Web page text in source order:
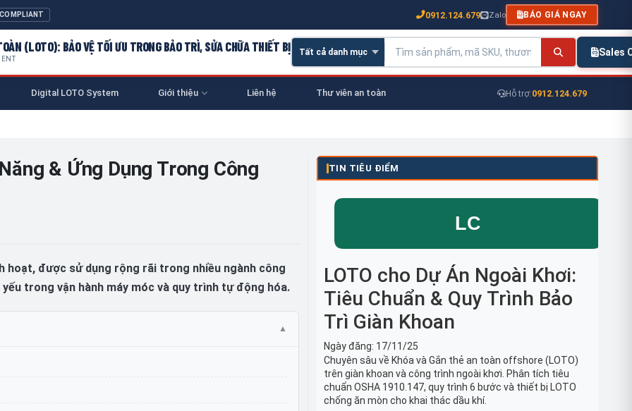
0912.124.679 Zalo BÁO GIÁ NGAY
(LOTO): BẢO VỆ TỐI ƯU TRONG BẢO TRÌ, SỬA CHỮA THIẾT BỊ Sales
Digital LOTO System Giới thiệu Liên hệ Thư viên an toàn Hỗ trợ:0912.124.679
& Ứng Dụng Trong Công
hoạt, được sử dụng rộng rãi trong nhiều ngành công
trong vận hành máy móc và quy trình tự động hóa.
TIN TIÊU ĐIỂM
LOTO cho Dự Án Ngoài Khơi:
Tiêu Chuẩn & Quy Trình Bảo
Trì Giàn Khoan
Ngày đăng: 17/11/25
Chuyên sâu về Khóa và Gắn thẻ an toàn offshore (LOTO)
trên giàn khoan và công trình ngoài khơi. Phân tích tiêu
chuẩn OSHA 1910.147, quy trình 6 bước và thiết bị LOTO
chống ăn mòn cho khai thác dầu khí.